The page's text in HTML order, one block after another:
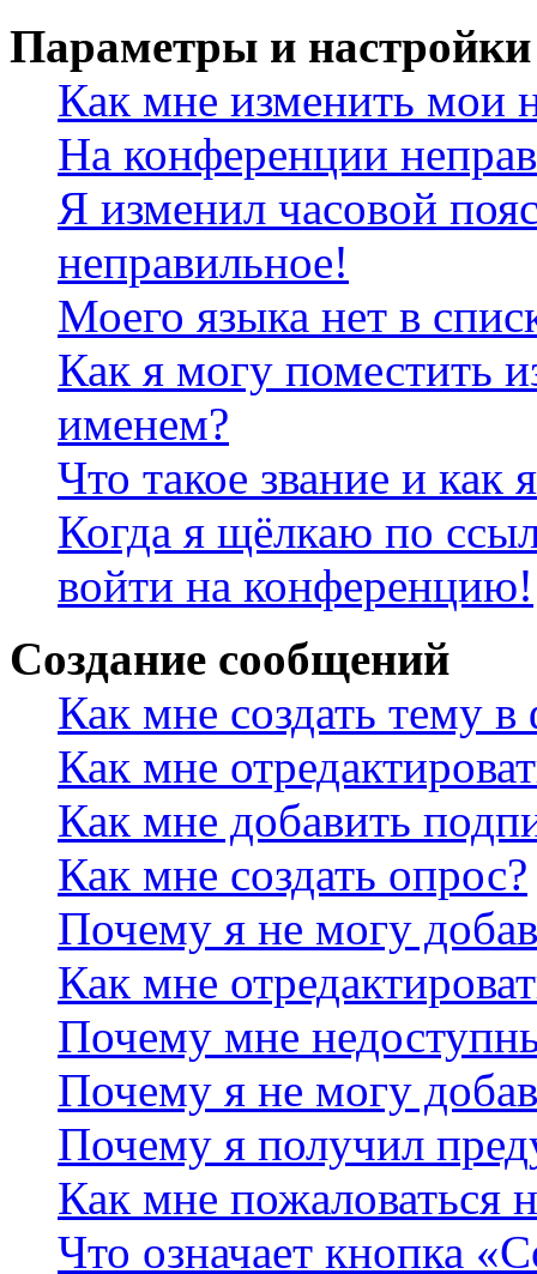
Параметры и настройки
Как мне изменить мои
На конференции
Я изменил часовой
неправильное!
Моего языка нет в
Как я могу поместить
именем?
Что такое звание и как
Когда я щёлкаю по
войти на конференцию!
Создание сообщений
Как мне создать тему
Как мне
Как мне добавить
Как мне создать опрос?
Почему я не могу
Как мне
Почему мне
Почему я не могу
Почему я получил
Как мне пожаловаться
Что означает кнопка